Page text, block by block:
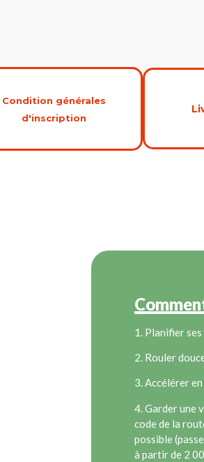
Condition générales
d'inscription
1. Planifier
2. Rouler
3. Accélérer
4. Garder une
code de la
possible
à partir de 2